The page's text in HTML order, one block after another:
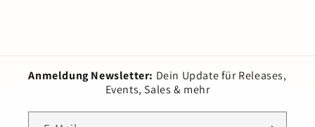
Anmeldung Newsletter: Dein Update für Releases,
Events, Sales & mehr